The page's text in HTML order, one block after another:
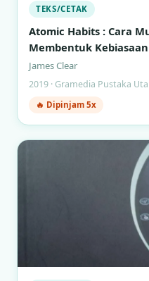
TEKS/CETAK
Atomic Habits : Cara
Membentuk
Kebiasaan Buruk
James Clear
2019 · Gramedia Pustaka
🔥 Dipinjam 5x